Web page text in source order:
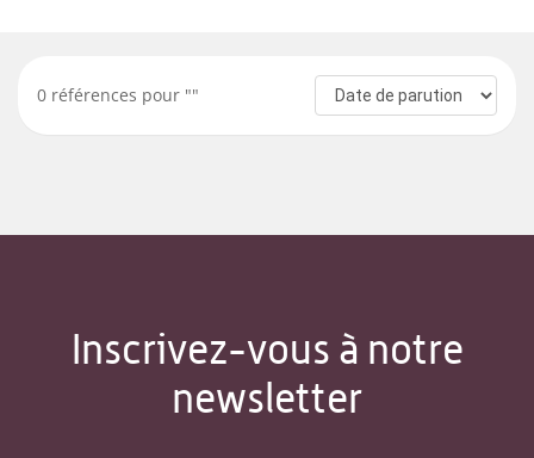
0 références pour ""
Inscrivez-vous à notre
newsletter